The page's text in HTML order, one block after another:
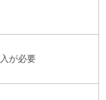
が必要